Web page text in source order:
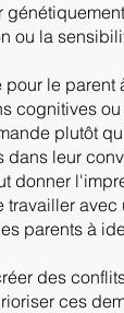
ou la
le parent
cognitives
plutôt
leur
donner
avec
parents à
des
ces